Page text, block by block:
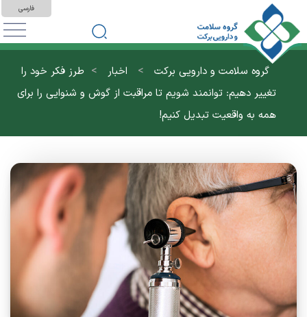
فارسی
گروه سلامت و دارویی برکت > اخبار > طرز فکر خود را
تغییر دهیم: توانمند شویم تا مراقبت از گوش و شنوایی را برای
همه به واقعیت تبدیل کنیم!